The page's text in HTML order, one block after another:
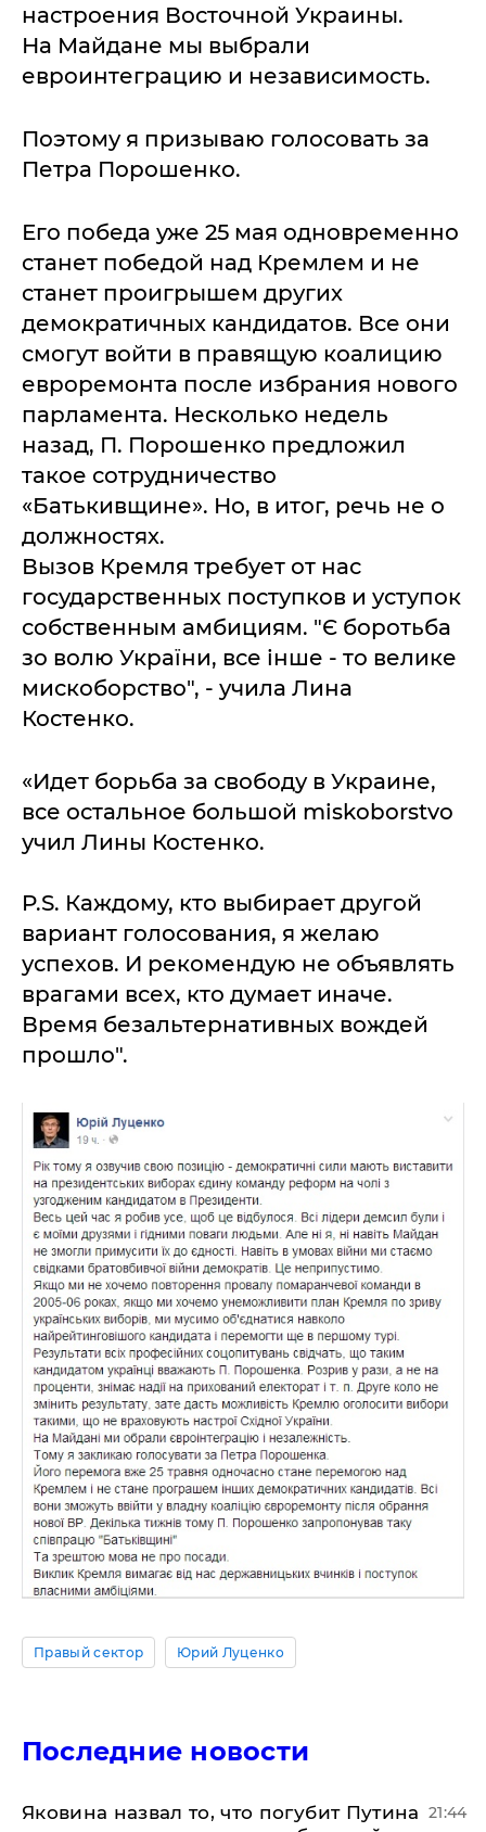
настроения Восточной Украины.
На Майдане мы выбрали
евроинтеграцию и независимость.
Поэтому я призываю голосовать за
Петра Порошенко.
Его победа уже 25 мая одновременно
станет победой над Кремлем и не
станет проигрышем других
демократичных кандидатов. Все они
смогут войти в правящую коалицию
евроремонта после избрания нового
парламента. Несколько недель
назад, П. Порошенко предложил
такое сотрудничество
«Батькивщине». Но, в итог, речь не о
должностях.
Вызов Кремля требует от нас
государственных поступков и уступок
собственным амбициям. "Є боротьба
зо волю України, все інше - то велике
мискоборство", - учила Лина
Костенко.
«Идет борьба за свободу в Украине,
все остальное большой miskoborstvo
учил Лины Костенко.
P.S. Каждому, кто выбирает другой
вариант голосования, я желаю
успехов. И рекомендую не объявлять
врагами всех, кто думает иначе.
Время безальтернативных вождей
прошло".
Правый сектор Юрий Луценко
Последние новости
Яковина назвал то, что погубит Путина 21:44